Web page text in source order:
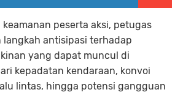
peserta aksi, petugas
langkah antisipasi terhadap
yang dapat muncul di
kepadatan kendaraan, konvoi
lintas, hingga potensi gangguan